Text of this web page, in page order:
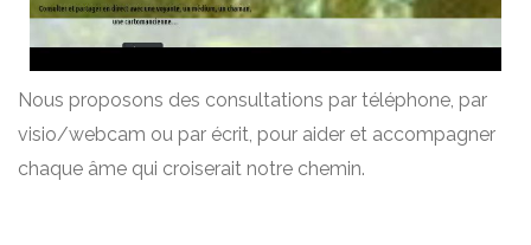
Nous proposons des consultations par téléphone, par
visio/webcam ou par écrit, pour aider et accompagner
chaque âme qui croiserait notre chemin.